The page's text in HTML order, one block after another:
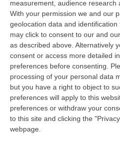
measurement, audience research
With your permission we and our
geolocation data and
may click to consent to our and
as described above. Alternatively
consent or access more detailed
preferences before consenting.
processing of your personal data
but you have a right to object to
preferences will apply to this
preferences or withdraw your
to this site and clicking the
webpage.
07 Agosto, 22:02
Renzi: «Conte? Sarebbe
“ROMA «Conte sta giocando la sua
faranno, quando e con che formato, se
sarann…
07 Agosto, 21:35
Meteo, Altri 10 Giorni Di Caldo
“ROMA La tregua varrà fino a domani:
rosso per tutte le 27 città monitorate e
07 Agosto, 20:33